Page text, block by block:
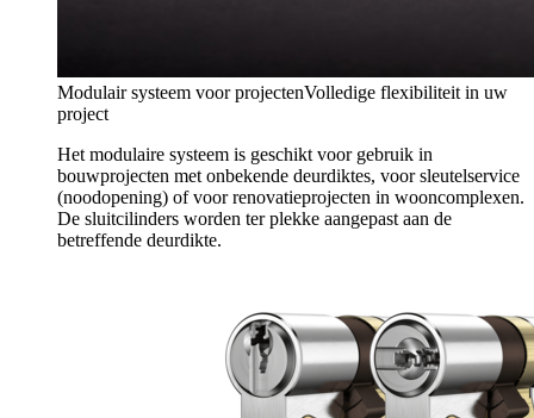
Modulair systeem voor projectenVolledige flexibiliteit in uw
project
Het modulaire systeem is geschikt voor gebruik in
bouwprojecten met onbekende deurdiktes, voor sleutelservice
(noodopening) of voor renovatieprojecten in wooncomplexen.
De sluitcilinders worden ter plekke aangepast aan de
betreffende deurdikte.